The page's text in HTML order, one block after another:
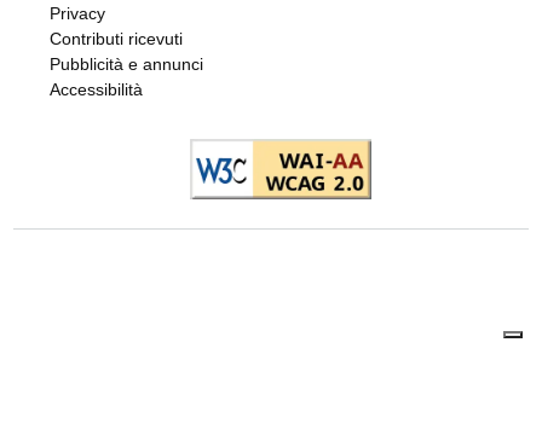
Privacy
Contributi ricevuti
Pubblicità e annunci
Accessibilità